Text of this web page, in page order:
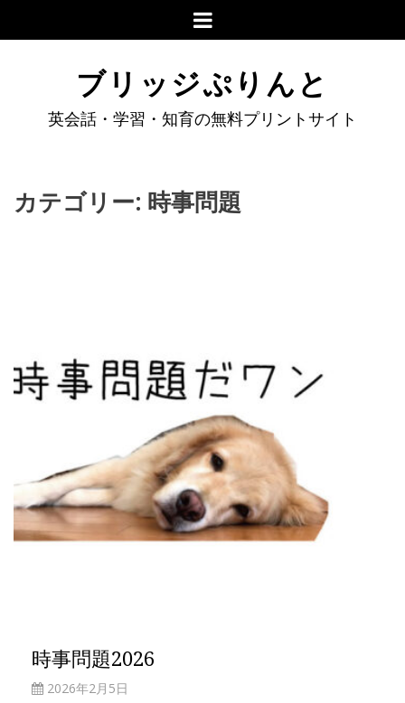
ブリッジぷりんと
英会話・学習・知育の無料プリントサイト
カテゴリー: 時事問題
時事問題2026
2026年2月5日